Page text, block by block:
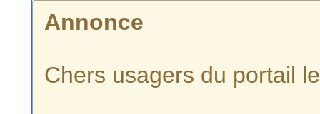
Annonce
Chers usagers du portail